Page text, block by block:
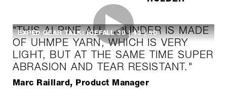
EXPED GEAR TALK: ICEFALL 30 | 40 | 50
"THIS ALPINE ALL-ROUNDER IS MADE
OF UHMPE YARN, WHICH IS VERY
LIGHT, BUT AT THE SAME TIME SUPER
ABRASION AND TEAR RESISTANT."
Marc Raillard, Product Manager